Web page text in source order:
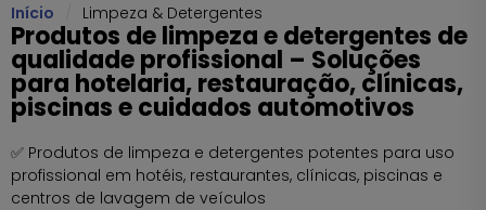
Início Limpeza & Detergentes
Produtos de limpeza e detergentes de
qualidade profissional – Soluções
para hotelaria, restauração, clínicas,
piscinas e cuidados automotivos
✅ Produtos de limpeza e detergentes potentes para uso
profissional em hotéis, restaurantes, clínicas, piscinas e
centros de lavagem de veículos